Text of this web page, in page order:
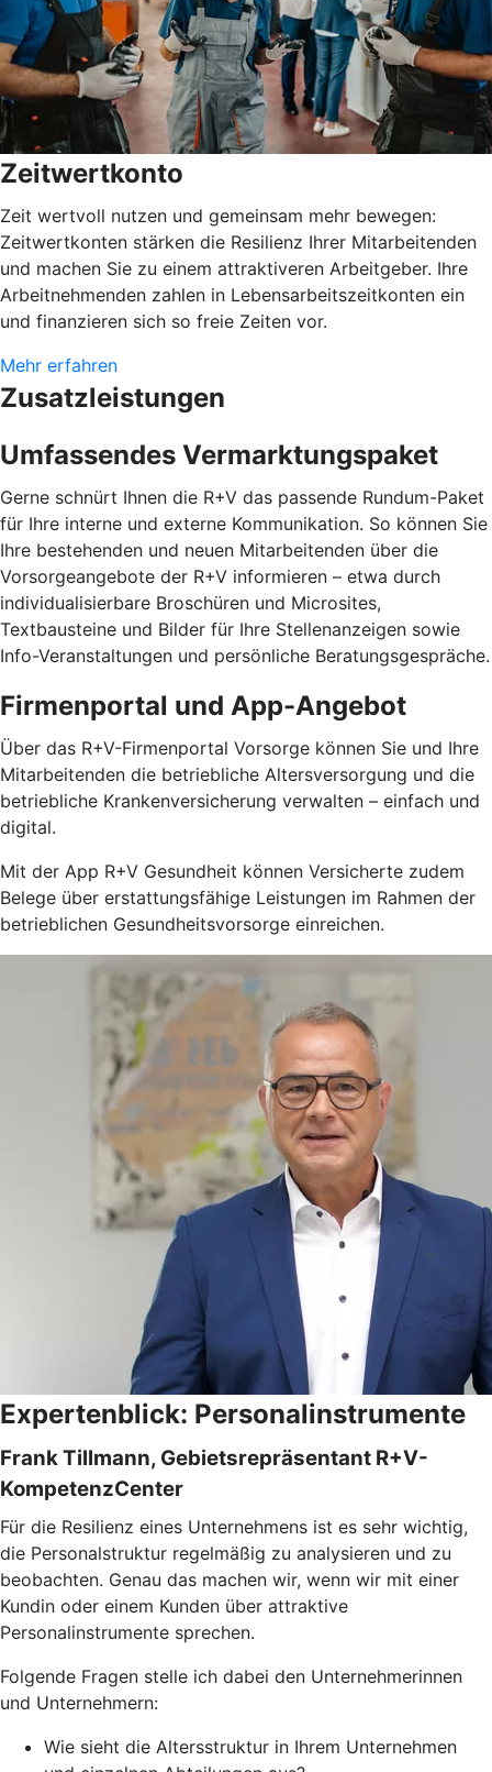
Zeitwertkonto
Zeit wertvoll nutzen und gemeinsam mehr bewegen:
Zeitwertkonten stärken die Resilienz Ihrer Mitarbeitenden
und machen Sie zu einem attraktiveren Arbeitgeber. Ihre
Arbeitnehmenden zahlen in Lebensarbeitszeitkonten ein
und finanzieren sich so freie Zeiten vor.
Mehr erfahren
Zusatzleistungen
Umfassendes Vermarktungspaket
Gerne schnürt Ihnen die R+V das passende Rundum-Paket
für Ihre interne und externe Kommunikation. So können Sie
Ihre bestehenden und neuen Mitarbeitenden über die
Vorsorgeangebote der R+V informieren – etwa durch
individualisierbare Broschüren und Microsites,
Textbausteine und Bilder für Ihre Stellenanzeigen sowie
Info-Veranstaltungen und persönliche Beratungsgespräche.
Firmenportal und App-Angebot
Über das R+V-Firmenportal Vorsorge können Sie und Ihre
Mitarbeitenden die betriebliche Altersversorgung und die
betriebliche Krankenversicherung verwalten – einfach und
digital.
Mit der App R+V Gesundheit können Versicherte zudem
Belege über erstattungsfähige Leistungen im Rahmen der
betrieblichen Gesundheitsvorsorge einreichen.
Expertenblick: Personalinstrumente
Frank Tillmann, Gebietsrepräsentant R+V-
KompetenzCenter
Für die Resilienz eines Unternehmens ist es sehr wichtig,
die Personalstruktur regelmäßig zu analysieren und zu
beobachten. Genau das machen wir, wenn wir mit einer
Kundin oder einem Kunden über attraktive
Personalinstrumente sprechen.
Folgende Fragen stelle ich dabei den Unternehmerinnen
und Unternehmern:
Wie sieht die Altersstruktur in Ihrem Unternehmen